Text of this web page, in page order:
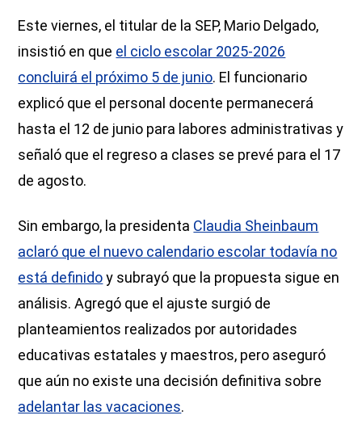
Este viernes, el titular de la SEP, Mario Delgado,
insistió en que el ciclo escolar 2025-2026
concluirá el próximo 5 de junio. El funcionario
explicó que el personal docente permanecerá
hasta el 12 de junio para labores administrativas y
señaló que el regreso a clases se prevé para el 17
de agosto.
Sin embargo, la presidenta Claudia Sheinbaum
aclaró que el nuevo calendario escolar todavía no
está definidoy subrayó que la propuesta sigue en
análisis. Agregó que el ajuste surgió de
planteamientos realizados por autoridades
educativas estatales y maestros, pero aseguró
que aún no existe una decisión definitiva sobre
adelantar las vacaciones.